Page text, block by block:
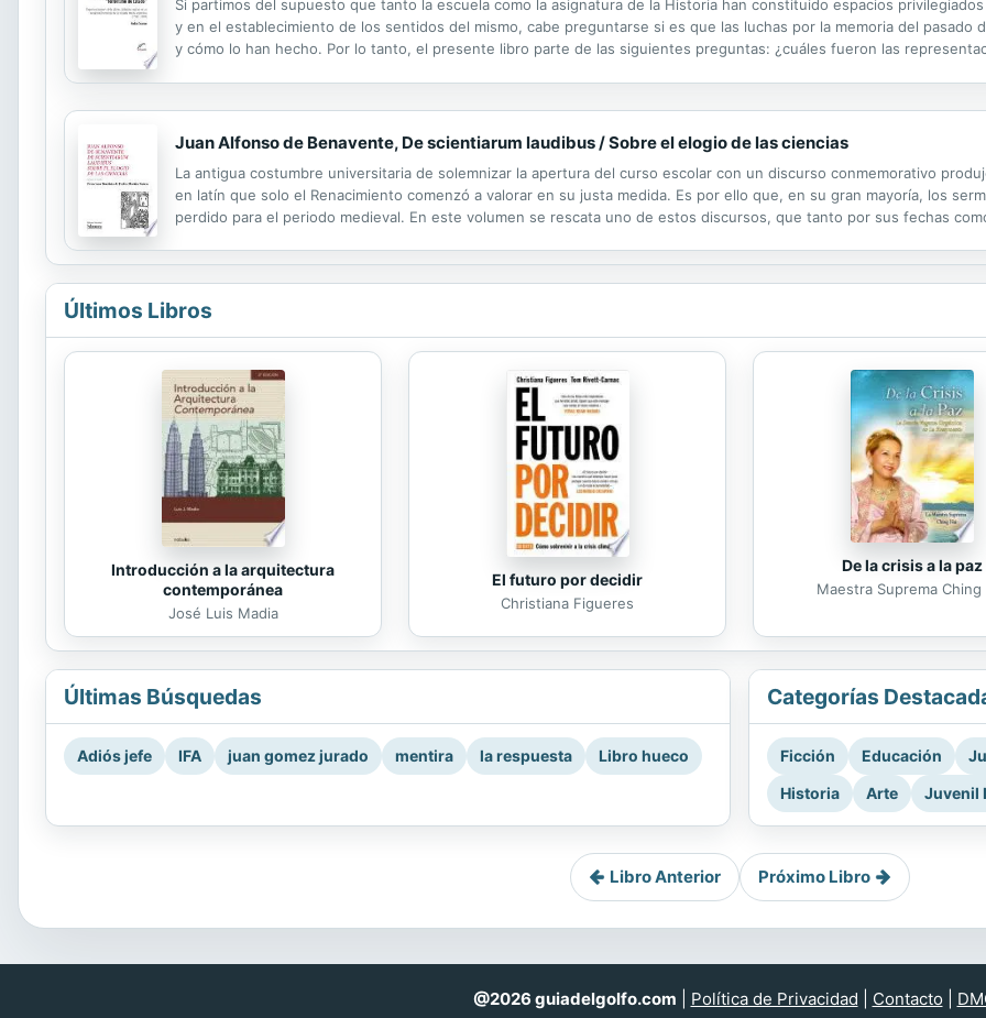
Si partimos del supuesto que tanto la escuela como la asignatura de la Historia han constituido espacios
y en el establecimiento de los sentidos del mismo, cabe preguntarse si es que las luchas por la memoria del pasado
y cómo lo han hecho. Por lo tanto, el presente libro parte de las siguientes preguntas: ¿cuáles fueron las
Juan Alfonso de Benavente, De scientiarum laudibus / Sobre el elogio de las ciencias
La antigua costumbre universitaria de solemnizar la apertura del curso escolar con un discurso conmemorativo
en latín que solo el Renacimiento comenzó a valorar en su justa medida. Es por ello que, en su gran mayoría, los
perdido para el periodo medieval. En este volumen se rescata uno de estos discursos, que tanto por sus fechas
Últimos Libros
Introducción a la arquitectura
contemporánea
José Luis Madia
El futuro por decidir
Christiana Figueres
De la crisis a la paz
Maestra Suprema Ching
Últimas Búsquedas
Adiós jefe IFA juan gomez jurado mentira la respuesta Libro hueco
Categorías
Ficción Educación
Historia
Arte Juvenil
Libro Anterior Próximo Libro
@2026 guiadelgolfo.com Política de Privacidad Contacto